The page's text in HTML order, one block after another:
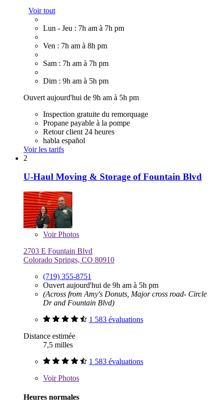
Voir tout
Lun - Jeu : 7h am à 7h pm
Ven : 7h am à 8h pm
Sam : 7h am à 7h pm
Dim : 9h am à 5h pm
Ouvert aujourd'hui de 9h am à 5h pm
Inspection gratuite du remorquage
Propane payable à la pompe
Retour client 24 heures
habla español
Voir les tarifs
2
U-Haul Moving & Storage of Fountain Blvd
VoirPhotos
2703 E Fountain Blvd
Colorado Springs, CO 80910
(719) 355-8751
Ouvert aujourd'hui de 9h am à 5h pm
(Across from Amy's Donuts, Major cross road- Circle
Dr and Fountain Blvd)
1 583 évaluations
Distance estimée
7,5 milles
1 583 évaluations
VoirPhotos
Heures normales